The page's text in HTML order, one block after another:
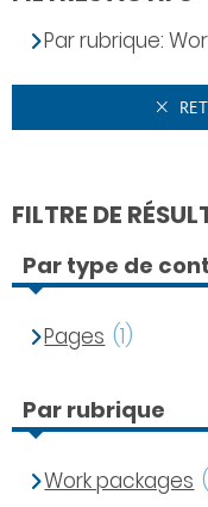
Par rubrique:
FILTRE DE
Par type de
Pages (1)
Par rubrique
Work packages